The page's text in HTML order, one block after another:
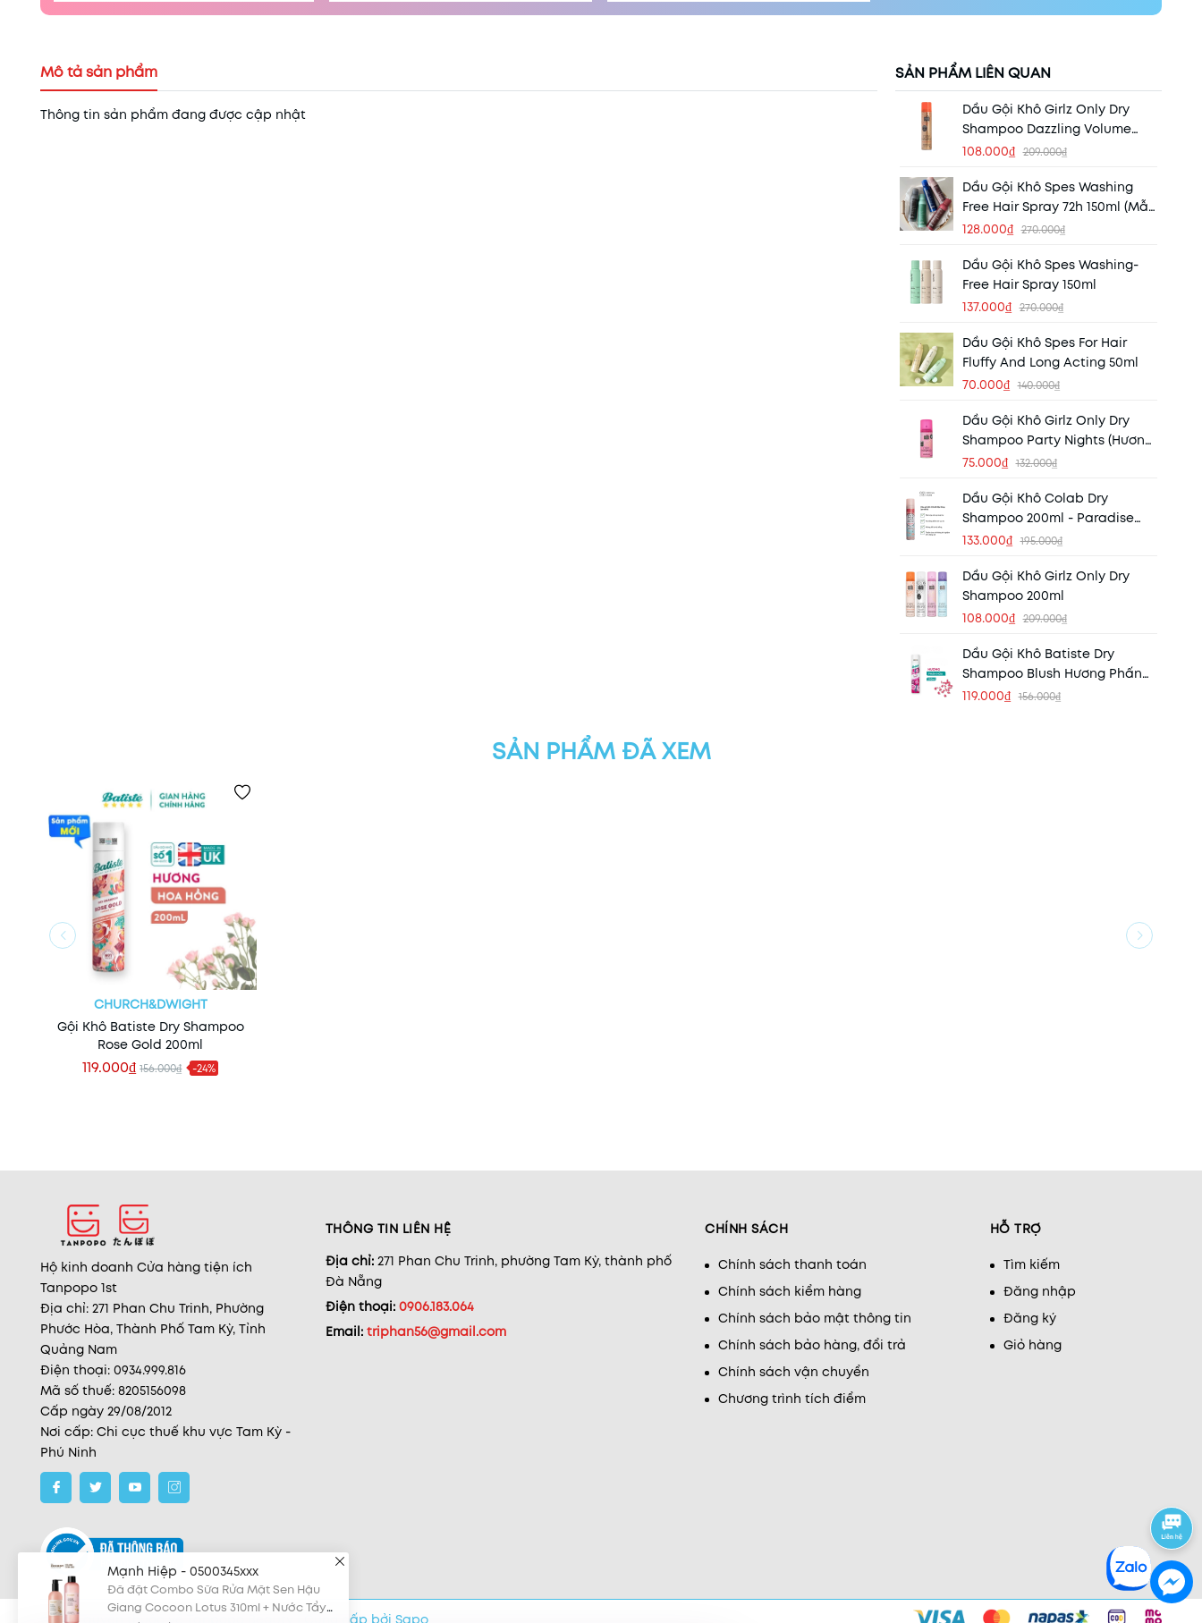
Mô tả sản phẩm
Thông tin sản phẩm đang được cập nhật
SẢN PHẨM LIÊN QUAN
Dầu Gội Khô Girlz Only Dry
Shampoo Dazzling Volume
(Tóc Bồng Bềnh Tức Thì)
108.000₫ 209.000₫
Dầu Gội Khô Spes Washing
Free Hair Spray 72h 150ml (Mẫu
Mới)
128.000₫ 270.000₫
Dầu Gội Khô Spes Washing-
Free Hair Spray 150ml
137.000₫ 270.000₫
Dầu Gội Khô Spes For Hair
Fluffy And Long Acting 50ml
70.000₫ 140.000₫
Dầu Gội Khô Girlz Only Dry
Shampoo Party Nights (Hương
Trái Cây Ngọt Ngào)
75.000₫ 132.000₫
Dầu Gội Khô Colab Dry
Shampoo 200ml - Paradise
(Hương Địa Đàng - Hương Hoa
133.000₫ 195.000₫
Dầu Gội Khô Girlz Only Dry
Shampoo 200ml
108.000₫ 209.000₫
Dầu Gội Khô Batiste Dry
Shampoo Blush Hương Phấn
Hoa
119.000₫ 156.000₫
SẢN PHẨM ĐÃ XEM
CHURCH&DWIGHT
Gội Khô Batiste Dry Shampoo
Rose Gold 200ml
119.000₫ 156.000₫ -24%
Hộ kinh doanh Cửa hàng tiện ích
Tanpopo 1st
Địa chỉ: 271 Phan Chu Trinh, Phường
Phước Hòa, Thành Phố Tam Kỳ, Tỉnh
Quảng Nam
Điện thoại: 0934.999.816
Mã số thuế: 8205156098
Cấp ngày 29/08/2012
Nơi cấp: Chi cục thuế khu vực Tam Kỳ -
Phú Ninh
THÔNG TIN LIÊN HỆ
Địa chỉ: 271 Phan Chu Trinh, phường Tam Kỳ, thành phố
Đà Nẵng
Điện thoại: 0906.183.064
Email: triphan56@gmail.com
CHÍNH SÁCH
Chính sách thanh toán
Chính sách kiểm hàng
Chính sách bảo mật thông tin
Chính sách bảo hàng, đổi trả
Chính sách vận chuyển
Chương trình tích điểm
HỖ TRỢ
Tìm kiếm
Đăng nhập
Đăng ký
Giỏ hàng
Mạnh Hiệp - 0500345xxx
Đã đặt Combo Sữa Rửa Mặt Sen Hậu
Giang Cocoon Lotus 310ml + Nước Tẩy
Trang Sen Hậu Giang Cocoon Hau
Giang Lotus 500ml
25 phút trước